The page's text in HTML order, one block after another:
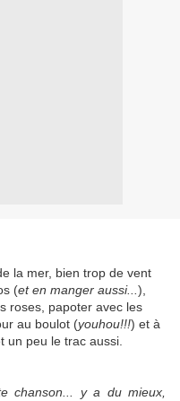
la mer, bien trop de vent
(et en manger aussi... ),
roses, papoter avec les
au boulot (youhou!!!) et à
un peu le trac aussi.
chanson... y a du mieux,